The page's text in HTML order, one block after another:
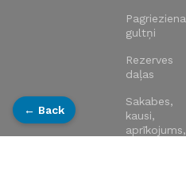
Pagrieziena
gultņi
Rezerves
daļas
Sakabes,
kausi,
aprīkojums,
← Back